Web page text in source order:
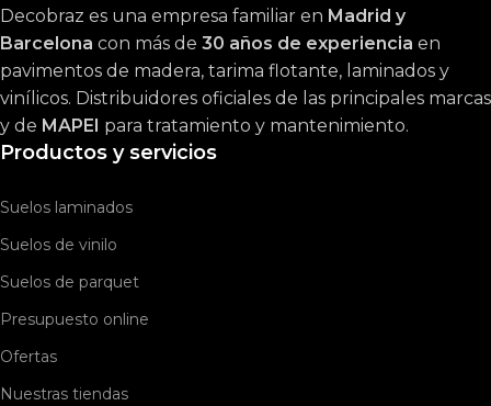
Decobraz es una empresa familiar en Madrid y
Barcelona con más de 30 años de experiencia en
pavimentos de madera, tarima flotante, laminados y
vinílicos. Distribuidores oficiales de las principales marcas
y de MAPEI para tratamiento y mantenimiento.
Productos y servicios
Suelos laminados
Suelos de vinilo
Suelos de parquet
Presupuesto online
Ofertas
Nuestras tiendas